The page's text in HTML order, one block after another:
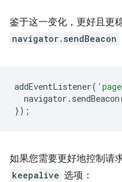
鉴于这一变化，更好且更
navigator.sendBeacon
addEventListener(
navigator . sendBeacon
});
如果您需要更好地控制请
keepalive 选项：